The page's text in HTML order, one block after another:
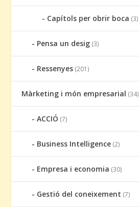
Capítols per obrir boca (3)
Pensa un desig (3)
Ressenyes (201)
Màrketing i món empresarial (34)
ACCIÓ (7)
Business Intelligence (2)
Empresa i economia (30)
Gestió del coneixement (7)